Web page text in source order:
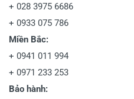
+ 028 3975 6686
+ 0933 075 786
Miền Bắc:
+ 0941 011 994
+ 0971 233 253
Bảo hành: